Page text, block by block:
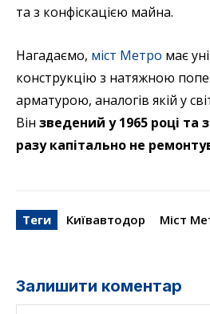
та з конфіскацією майна.
Нагадаємо, міст Метро має
конструкцію з натяжною
арматурою, аналогів якій у
Він зведений у 1965 році та
разу капітально не
Теги Київавтодор Міст
Залишити коментар